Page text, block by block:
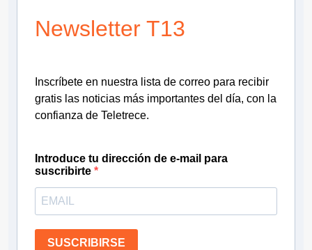
Newsletter T13
Inscríbete en nuestra lista de correo para recibir
gratis las noticias más importantes del día, con la
confianza de Teletrece.
Introduce tu dirección de e-mail para
suscribirte
SUSCRIBIRSE